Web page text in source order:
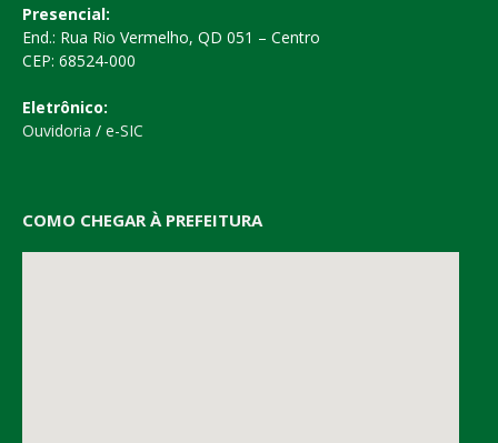
Presencial:
End.: Rua Rio Vermelho, QD 051 – Centro
CEP: 68524-000
Eletrônico:
Ouvidoria / e-SIC
COMO CHEGAR À PREFEITURA